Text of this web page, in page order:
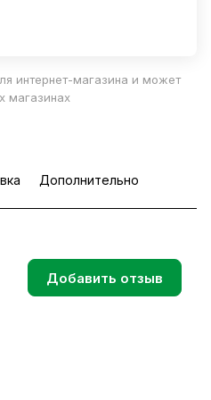
интернет-магазина и может
магазинах
Дополнительно
Добавить отзыв